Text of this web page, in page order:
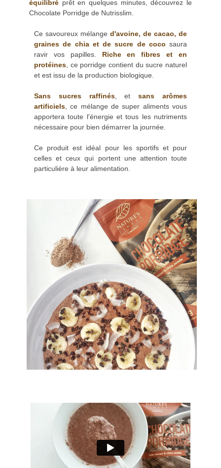
équilibré prêt en quelques minutes, découvrez le
Chocolate Porridge de Nutrisslim.
Ce savoureux mélange d'avoine, de cacao, de
graines de chia et de sucre de coco saura
ravir vos papilles. Riche en fibres et en
protéines , ce porridge contient du sucre naturel
et est issu de la production biologique.
Sans sucres raffinés, etsans arômes
artificiels , ce mélange de super aliments vous
apportera toute l'énergie et tous les nutriments
nécessaire pour bien démarrer la journée.
Ce produit est idéal pour les sportifs et pour
celles et ceux qui portent une attention toute
particulière à leur alimentation.